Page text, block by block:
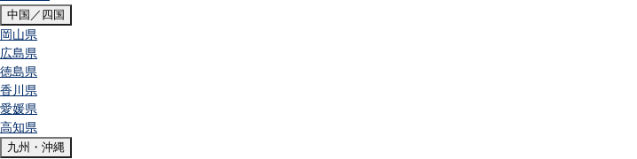
中国／四国
岡山県
広島県
徳島県
香川県
愛媛県
高知県
九州・沖縄